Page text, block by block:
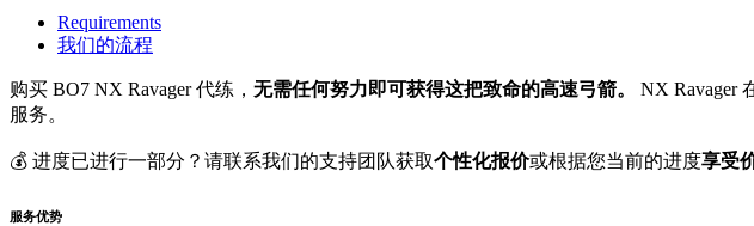
Requirements
我们的流程
购买 BO7 NX Ravager 代练， 无需任何努力即可获得这把致命的高速弓箭。
NX Ravager
服务。
💰 进度已进行一部分？请联系我们的支持团队获取个性化报价或根据您当前的进度享受
服务优势